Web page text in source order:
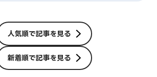
人気順で記事を見る
新着順で記事を見る